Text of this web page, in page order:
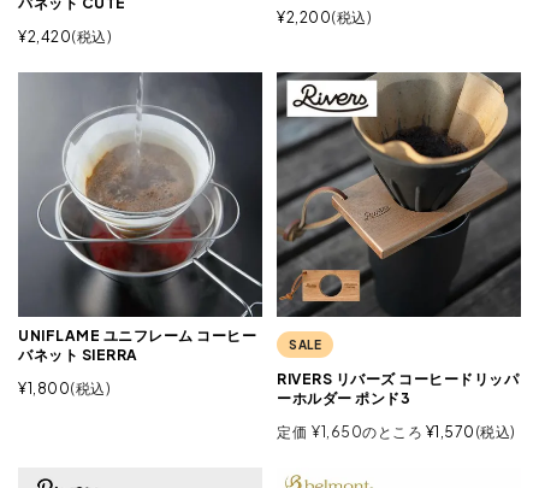
¥2,420 税込
¥2,200 税込
UNIFLAME ユニフレーム コーヒー
バネット SIERRA
¥1,800 税込
SALE
RIVERS リバーズ コーヒードリッパ
ーホルダー ポンド3
定価 ¥1,650のところ ¥1,570 税込